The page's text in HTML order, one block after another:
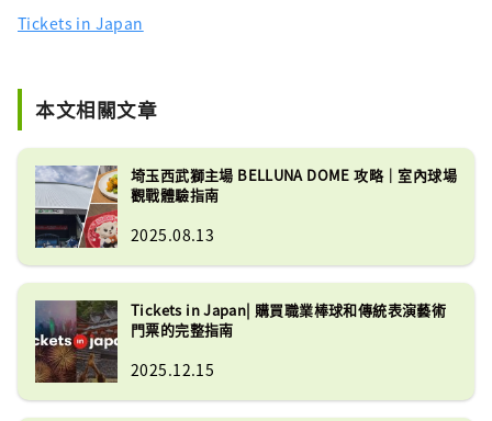
Tickets in Japan
本文相關文章
埼玉西武獅主場 BELLUNA DOME 攻略｜室內球場
觀戰體驗指南
2025.08.13
Tickets in Japan| 購買職業棒球和傳統表演藝術
門票的完整指南
2025.12.15